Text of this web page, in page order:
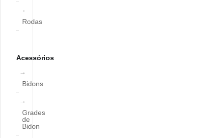
Rodas
Acessórios
Bidons
Grades
de
Bidon